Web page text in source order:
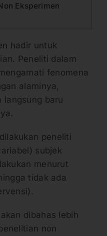
Eksperimen
hadir untuk
Peneliti dalam
fenomena
alaminya,
langsung baru
peneliti
subjek
menurut
tidak ada
dibahas lebih
non